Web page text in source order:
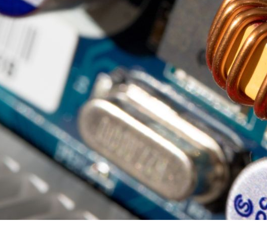
东洋爱铝美国际贸易
（上海）有限公司
会社案内ダウンロー
エレクトロニクス
パッケージ